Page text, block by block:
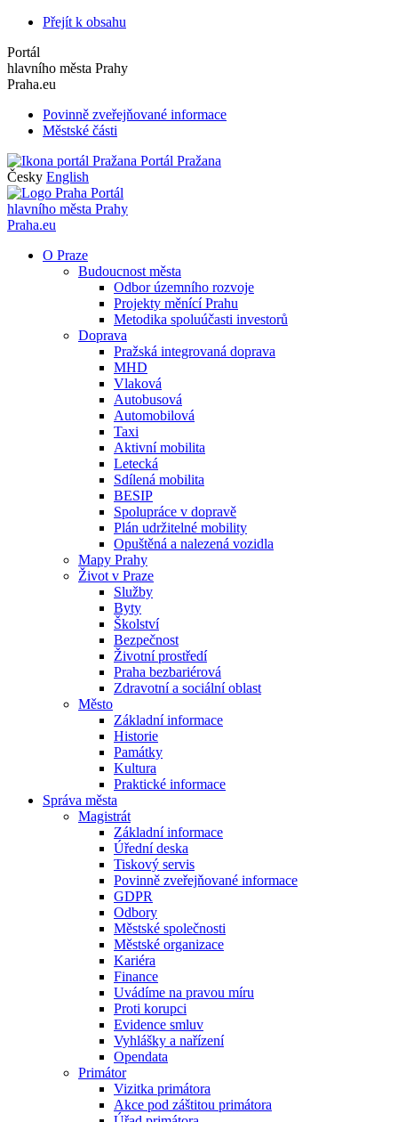
Přejít k obsahu
Portál
hlavního města Prahy
Praha.eu
Povinně zveřejňované informace
Městské části
Portál Pražana
Česky English
Portál
hlavního města Prahy
Praha.eu
O Praze
Budoucnost města
Odbor územního rozvoje
Projekty měnící Prahu
Metodika spoluúčasti investorů
Doprava
Pražská integrovaná doprava
MHD
Vlaková
Autobusová
Automobilová
Taxi
Aktivní mobilita
Letecká
Sdílená mobilita
BESIP
Spolupráce v dopravě
Plán udržitelné mobility
Opuštěná a nalezená vozidla
Mapy Prahy
Život v Praze
Služby
Byty
Školství
Bezpečnost
Životní prostředí
Praha bezbariérová
Zdravotní a sociální oblast
Město
Základní informace
Historie
Památky
Kultura
Praktické informace
Správa města
Magistrát
Základní informace
Úřední deska
Tiskový servis
Povinně zveřejňované informace
GDPR
Odbory
Městské společnosti
Městské organizace
Kariéra
Finance
Uvádíme na pravou míru
Proti korupci
Evidence smluv
Vyhlášky a nařízení
Opendata
Primátor
Vizitka primátora
Akce pod záštitou primátora